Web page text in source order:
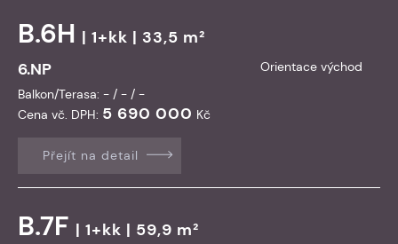
B.6H | 1+kk | 33,5 m²
6.NP
Orientace východ
Balkon/Terasa: - / - / -
Cena vč. DPH: 5 690 000 Kč
Přejít na detail
B.7F | 1+kk | 59,9 m²